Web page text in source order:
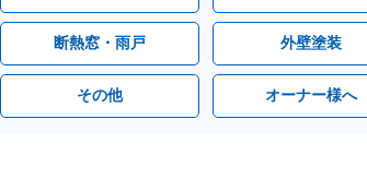
断熱窓・雨戸 外壁塗装
その他 オーナー様へ